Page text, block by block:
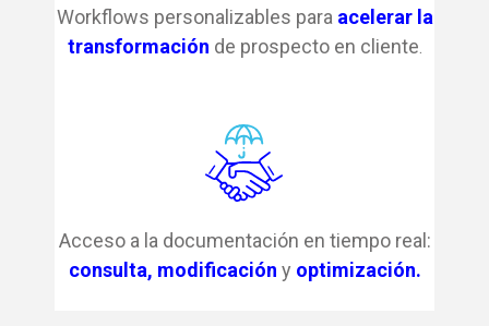
Workflows personalizables para acelerar la
transformación de prospecto en cliente.
Acceso a la documentación en tiempo real:
consulta, modificación y optimización.